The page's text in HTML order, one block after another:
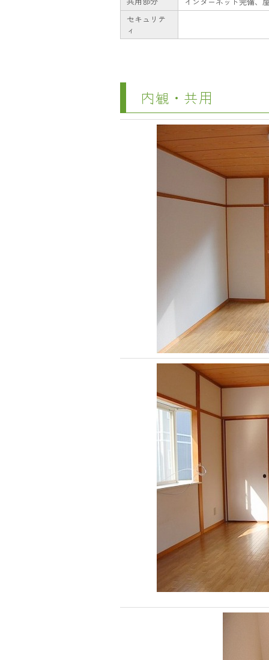
セキュリテ
ィ
内観・共用